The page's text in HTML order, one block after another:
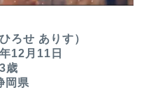
ろせ ありす）
12月11日
歳
岡県